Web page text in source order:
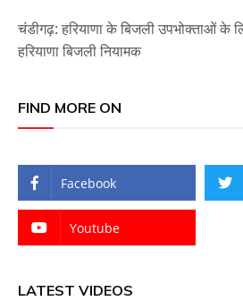
चंडीगढ़: हरियाणा के बिजली उपभोक्ताओं के
हरियाणा बिजली नियामक
FIND MORE ON
Facebook
Youtube
LATEST VIDEOS